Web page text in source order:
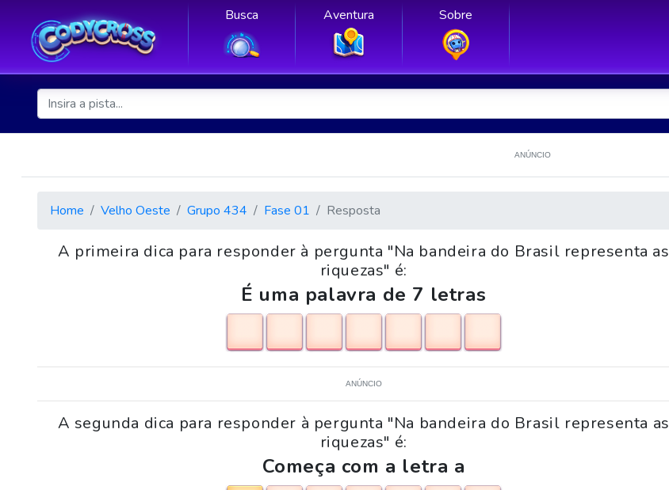
Busca Aventura Sobre
ANÚNCIO
Home Velho Oeste Grupo 434 Fase 01 Resposta
A primeira dica para responder à pergunta "Na bandeira do Brasil representa as
riquezas" é:
É uma palavra de 7 letras
ANÚNCIO
A segunda dica para responder à pergunta "Na bandeira do Brasil representa as
riquezas" é:
Começa com a letra a